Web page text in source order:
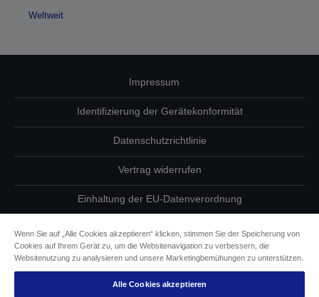
Weltweit
Impressum
Identifizierung der Gerätekonformität
Datenschutzrichtlinie
Vertrag widerrufen
Einhaltung der EU-Datenverordnung
Informationen zu Cookies
Epson Engagement für Barrierefreiheit
Wenn Sie auf „Alle Cookies akzeptieren“ klicken, stimmen Sie der Speicherung von
Cookies auf Ihrem Gerät zu, um die Websitenavigation zu verbessern, die
Websitenutzung zu analysieren und unsere Marketingbemühungen zu unterstützen.
Alle Cookies akzeptieren